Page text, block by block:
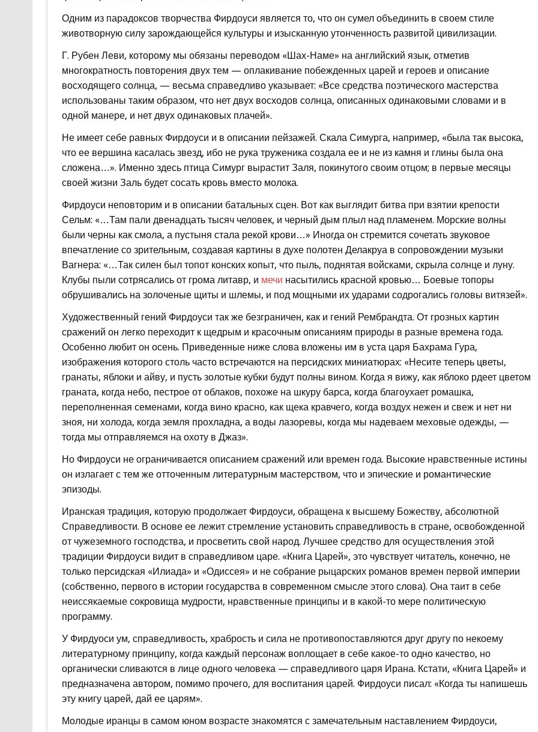
Одним из парадоксов творчества Фирдоуси является то, что он сумел объединить в своем стиле
животворную силу зарождающейся культуры и изысканную утонченность развитой цивилизации.
Г. Рубен Леви, которому мы обязаны переводом «Шах-Наме» на английский язык, отметив
многократность повторения двух тем — оплакивание побежденных царей и героев и описание
восходящего солнца, — весьма справедливо указывает: «Все средства поэтического мастерства
использованы таким образом, что нет двух восходов солнца, описанных одинаковыми словами и в
одной манере, и нет двух одинаковых плачей».
Не имеет себе равных Фирдоуси и в описании пейзажей. Скала Симурга, например, «была так высока,
что ее вершина касалась звезд, ибо не рука труженика создала ее и не из камня и глины была она
сложена…». Именно здесь птица Симург вырастит Заля, покинутого своим отцом; в первые месяцы
своей жизни Заль будет сосать кровь вместо молока.
Фирдоуси неповторим и в описании батальных сцен. Вот как выглядит битва при взятии крепости
Сельм: «…Там пали двенадцать тысяч человек, и черный дым плыл над пламенем. Морские волны
были черны как смола, а пустыня стала рекой крови…» Иногда он стремится сочетать звуковое
впечатление со зрительным, создавая картины в духе полотен Делакруа в сопровождении музыки
Вагнера: «…Так силен был топот конских копыт, что пыль, поднятая войсками, скрыла солнце и луну.
Клубы пыли сотрясались от грома литавр, и мечи насытились красной кровью… Боевые топоры
обрушивались на золоченые щиты и шлемы, и под мощными их ударами содрогались головы витязей».
Художественный гений Фирдоуси так же безграничен, как и гений Рембрандта. От грозных картин
сражений он легко переходит к щедрым и красочным описаниям природы в разные времена года.
Особенно любит он осень. Приведенные ниже слова вложены им в уста царя Бахрама Гура,
изображения которого столь часто встречаются на персидских миниатюрах: «Несите теперь цветы,
гранаты, яблоки и айву, и пусть золотые кубки будут полны вином. Когда я вижу, как яблоко рдеет цветом
граната, когда небо, пестрое от облаков, похоже на шкуру барса, когда благоухает ромашка,
переполненная семенами, когда вино красно, как щека кравчего, когда воздух нежен и свеж и нет ни
зноя, ни холода, когда земля прохладна, а воды лазоревы, когда мы надеваем меховые одежды, —
тогда мы отправляемся на охоту в Джаз».
Но Фирдоуси не ограничивается описанием сражений или времен года. Высокие нравственные истины
он излагает с тем же отточенным литературным мастерством, что и эпические и романтические
эпизоды.
Иранская традиция, которую продолжает Фирдоуси, обращена к высшему Божеству, абсолютной
Справедливости. В основе ее лежит стремление установить справедливость в стране, освобожденной
от чужеземного господства, и просветить свой народ. Лучшее средство для осуществления этой
традиции Фирдоуси видит в справедливом царе. «Книга Царей», это чувствует читатель, конечно, не
только персидская «Илиада» и «Одиссея» и не собрание рыцарских романов времен первой империи
(собственно, первого в истории государства в современном смысле этого слова). Она таит в себе
неиссякаемые сокровища мудрости, нравственные принципы и в какой-то мере политическую
программу.
У Фирдуоси ум, справедливость, храбрость и сила не противопоставляются друг другу по некоему
литературному принципу, когда каждый персонаж воплощает в себе какое-то одно качество, но
органически сливаются в лице одного человека — справедливого царя Ирана. Кстати, «Книга Царей» и
предназначена автором, помимо прочего, для воспитания царей. Фирдоуси писал: «Когда ты напишешь
эту книгу царей, дай ее царям».
Молодые иранцы в самом юном возрасте знакомятся с замечательным наставлением Фирдоуси,